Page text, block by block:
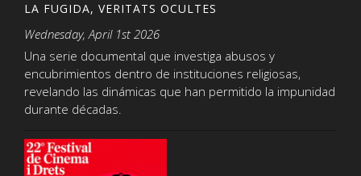
LA FUGIDA, VERITATS OCULTES
Wednesday, April 1st 2026
Una serie documental que investiga abusos y
encubrimientos dentro de instituciones religiosas,
revelando las dinámicas que han permitido la impunidad
durante décadas.